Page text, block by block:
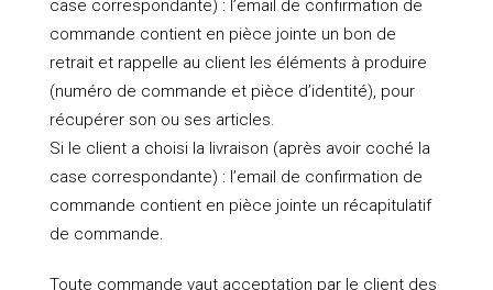
case correspondante) : l’email de confirmation de
commande contient en pièce jointe un bon de
retrait et rappelle au client les éléments à produire
(numéro de commande et pièce d’identité), pour
récupérer son ou ses articles.
Si le client a choisi la livraison (après avoir coché la
case correspondante) : l’email de confirmation de
commande contient en pièce jointe un récapitulatif
de commande.
Toute commande vaut acceptation par le client des